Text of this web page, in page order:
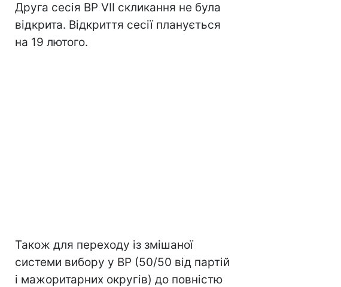
Друга сесія ВР VII скликання не була
відкрита. Відкриття сесії планується
на 19 лютого.
Також для переходу із змішаної
системи вибору у ВР (50/50 від партій
і мажоритарних округів) до повністю